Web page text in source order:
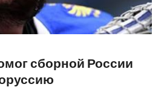
сборной России